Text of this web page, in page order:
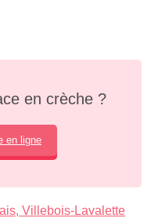
en crèche ?
en ligne
Villebois-Lavalette